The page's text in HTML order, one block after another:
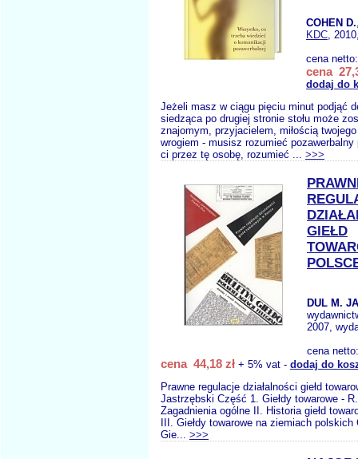
COHEN D.
KDC,
cena
cena
dodaj do
Jeżeli masz w ciągu pięciu minut podjąć
siedząca po drugiej stronie stołu może
znajomym, przyjacielem, miłością
wrogiem - musisz rozumieć pozawerbalny
ci przez tę osobę, rozumieć ... >>>
GIEŁD
DUL M.
2007,
cena
cena 44,18 zł + 5% vat - dodaj do
Prawne regulacje działalności giełd
Jastrzębski Część 1. Giełdy towarowe -
Zagadnienia ogólne II. Historia giełd
III. Giełdy towarowe na ziemiach
Gie... >>>